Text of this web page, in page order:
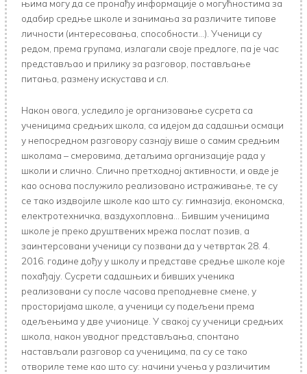
њима могу да се пронађу информације о могућностима за
одабир средње школе и занимања за различите типове
личности (интересовања, способности…). Ученици су
редом, према групама, излагали своје предлоге, па је час
представљао и прилику за разговор, постављање
питања, размену искустава и сл.
Након овога, уследило је организовање сусрета са
ученицима средњих школа, са идејом да садашњи осмаци
у непосредном разговору сазнају више о самим средњим
школама – смеровима, детаљима организације рада у
школи и слично. Слично претходној активности, и овде је
као основа послужило реализовано истраживање, те су
се тако издвојиле школе као што су: гимназија, економска,
електротехничка, ваздухопловна… Бившим ученицима
школе је преко друштвених мрежа послат позив, а
заинтерсовани ученици су позвани да у четвртак 28. 4.
2016. године дођу у школу и представе средње школе које
похађају. Сусрети садашњих и бивших ученика
реализовани су после часова преподневне смене, у
просторијама школе, а ученици су подељени према
одељењима у две учионице. У свакој су ученици средњих
школа, након уводног представљања, спонтано
настављали разговор са ученицима, па су се тако
отвориле теме као што су: начини учења у различитим